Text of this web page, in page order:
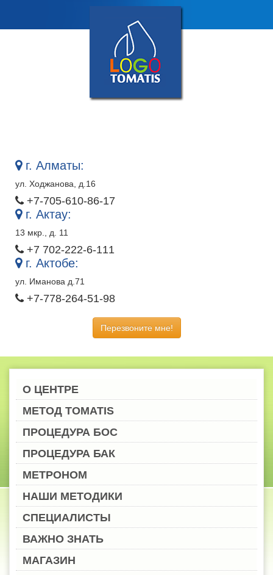
г. Алматы:
ул. Ходжанова, д.16
+7-705-610-86-17
г. Актау:
13 мкр., д. 11
+7 702-222-6-111
г. Актобе:
ул. Иманова д.71
+7-778-264-51-98
Перезвоните мне!
О ЦЕНТРЕ
МЕТОД TOMATIS
ПРОЦЕДУРА БОС
ПРОЦЕДУРА БАК
МЕТРОНОМ
НАШИ МЕТОДИКИ
СПЕЦИАЛИСТЫ
ВАЖНО ЗНАТЬ
МАГАЗИН